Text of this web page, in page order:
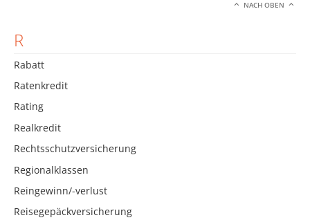
NACH OBEN
R
Rabatt
Ratenkredit
Rating
Realkredit
Rechtsschutzversicherung
Regionalklassen
Reingewinn/-verlust
Reisegepäckversicherung